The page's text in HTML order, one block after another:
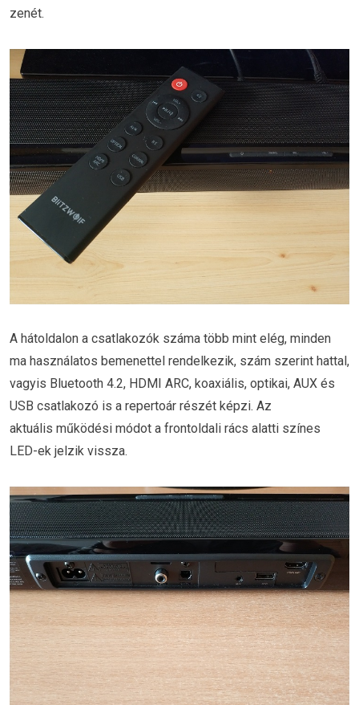
zenét.
A hátoldalon a csatlakozók száma több mint elég, minden
ma használatos bemenettel rendelkezik, szám szerint hattal,
vagyis Bluetooth 4.2, HDMI ARC, koaxiális, optikai, AUX és
USB csatlakozó is a repertoár részét képzi. Az
aktuális működési módot a frontoldali rács alatti színes
LED-ek jelzik vissza.